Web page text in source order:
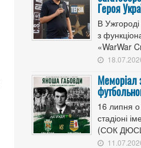
Героя
В
з
«WarWar
Меморіал
16 липня
стадіоні
(СОК